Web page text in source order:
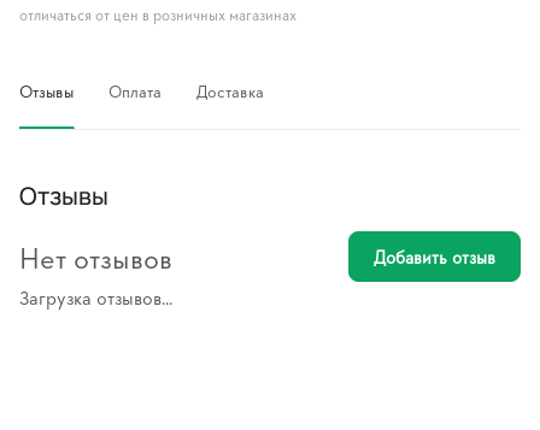
отличаться от цен в розничных магазинах
Отзывы Оплата Доставка
Отзывы
Загрузка отзывов...
Нет отзывов Добавить отзыв